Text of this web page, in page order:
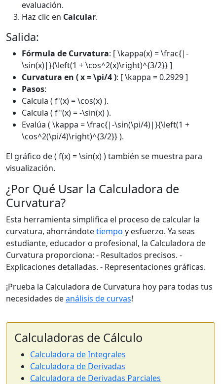
evaluación.
Haz clic en Calcular.
Salida:
Fórmula de Curvatura: [ \kappa(x) = \frac{|-
\sin(x)|}{\left(1 + \cos^2(x)\right)^{3/2}} ]
Curvatura en ( x = \pi/4 ): [ \kappa = 0.2929 ]
Pasos:
Calcula ( f'(x) = \cos(x) ).
Calcula ( f''(x) = -\sin(x) ).
Evalúa ( \kappa = \frac{|-\sin(\pi/4)|}{\left(1 +
\cos^2(\pi/4)\right)^{3/2}} ).
El gráfico de ( f(x) = \sin(x) ) también se muestra para
visualización.
¿Por Qué Usar la Calculadora de
Curvatura?
Esta herramienta simplifica el proceso de calcular la
curvatura, ahorrándotetiempo y esfuerzo. Ya seas
estudiante, educador o profesional, la Calculadora de
Curvatura proporciona: - Resultados precisos. -
Explicaciones detalladas. - Representaciones gráficas.
¡Prueba la Calculadora de Curvatura hoy para todas tus
necesidades deanálisis de curvas!
Calculadoras de Cálculo
Calculadora de Integrales
Calculadora de Derivadas
Calculadora de Derivadas Parciales